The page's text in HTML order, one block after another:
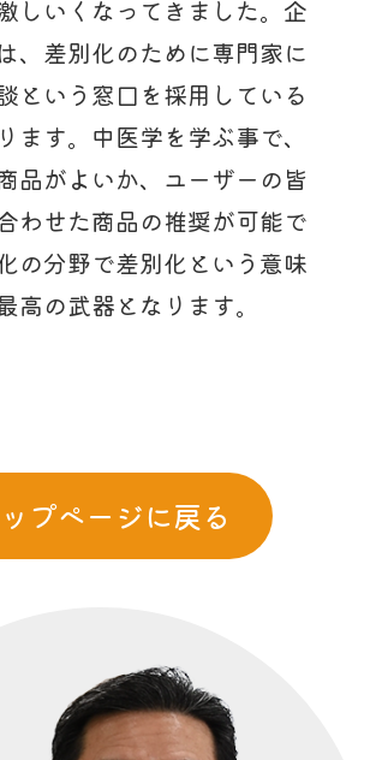
しいくなってきました。企
、差別化のために専門家に
という窓口を採用している
ます。中医学を学ぶ事で、
品がよいか、ユーザーの皆
わせた商品の推奨が可能で
の分野で差別化という意味
高の武器となります。
ップページに戻る